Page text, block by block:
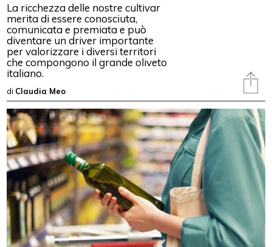
La ricchezza delle nostre cultivar
merita di essere conosciuta,
comunicata e premiata e può
diventare un driver importante
per valorizzare i diversi territori
che compongono il grande oliveto
italiano.
di Claudia Meo